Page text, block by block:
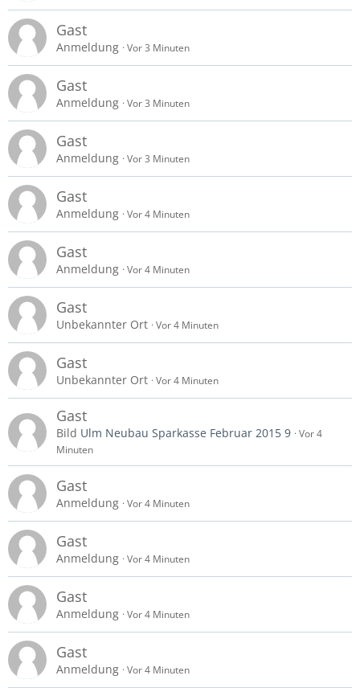
Gast
Anmeldung Vor 3 Minuten
Gast
Anmeldung Vor 3 Minuten
Gast
Anmeldung Vor 3 Minuten
Gast
Anmeldung Vor 4 Minuten
Gast
Anmeldung Vor 4 Minuten
Gast
Unbekannter Ort Vor 4 Minuten
Gast
Unbekannter Ort Vor 4 Minuten
Gast
Bild Ulm Neubau Sparkasse Februar 2015 9 Vor 4
Minuten
Gast
Anmeldung Vor 4 Minuten
Gast
Anmeldung Vor 4 Minuten
Gast
Anmeldung Vor 4 Minuten
Gast
Anmeldung Vor 4 Minuten